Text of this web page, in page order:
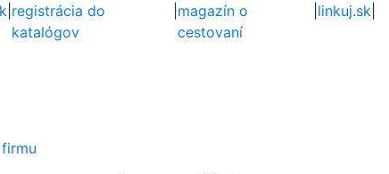
registrácia do
katalógov
magazín o
cestovaní
linkuj.sk|